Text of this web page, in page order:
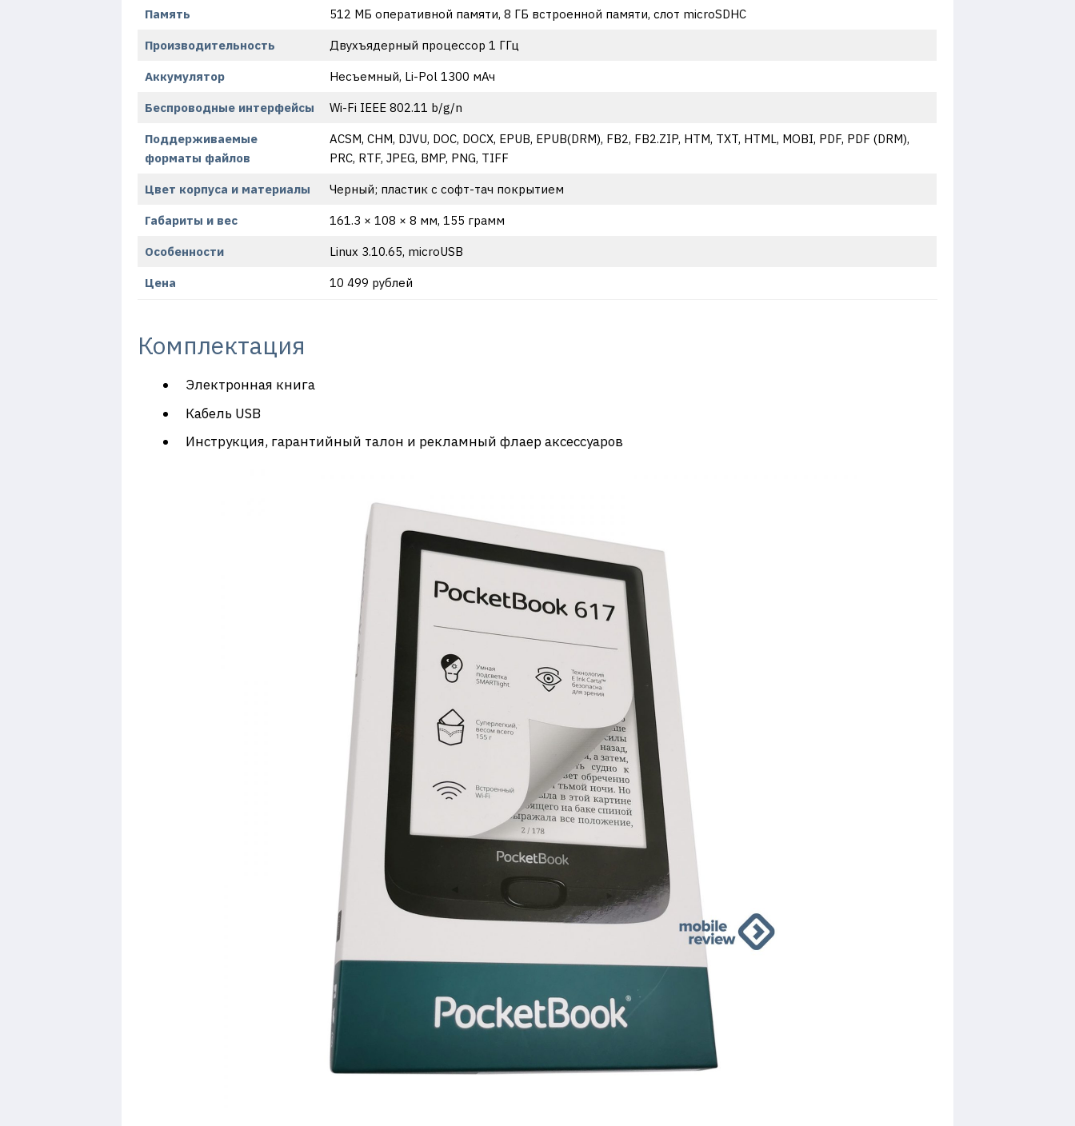
Память 512 МБ оперативной памяти, 8 ГБ встроенной памяти, слот microSDHC
Производительность Двухъядерный процессор 1 ГГц
Аккумулятор Несъемный, Li-Pol 1300 мАч
Беспроводные интерфейсы Wi-Fi IEEE 802.11 b/g/n
Поддерживаемые
форматы файлов
ACSM, CHM, DJVU, DOC, DOCX, EPUB, EPUB(DRM), FB2, FB2.ZIP, HTM, TXT, HTML, MOBI, PDF, PDF (DRM),
PRC, RTF, JPEG, BMP, PNG, TIFF
Цвет корпуса и материалы Черный; пластик с софт-тач покрытием
Габариты и вес 161.3 × 108 × 8 мм, 155 грамм
Особенности Linux 3.10.65, microUSB
Цена 10 499 рублей
Комплектация
Электронная книга
Кабель USB
Инструкция, гарантийный талон и рекламный флаер аксессуаров